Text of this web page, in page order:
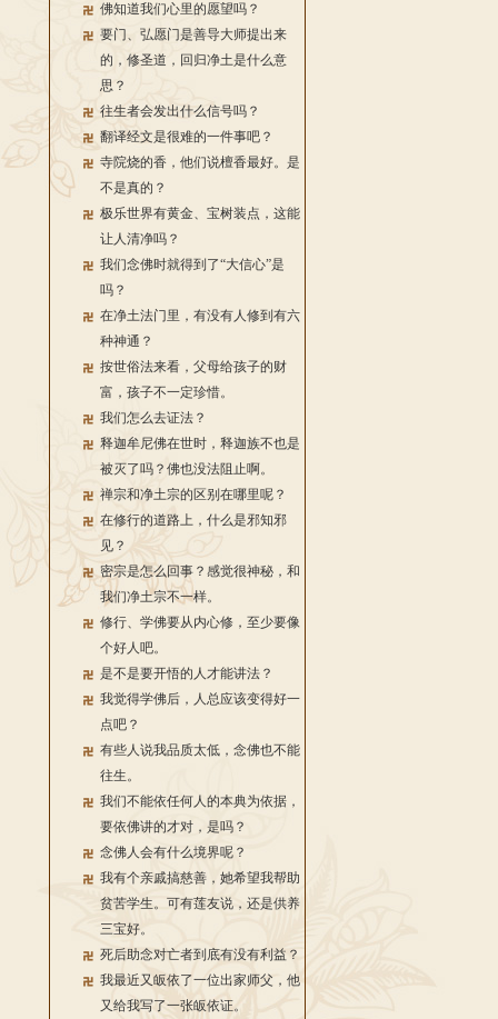
佛知道我们心里的愿望吗？
要门、弘愿门是善导大师提出来
的，修圣道，回归净土是什么意
思？
往生者会发出什么信号吗？
翻译经文是很难的一件事吧？
寺院烧的香，他们说檀香最好。是
不是真的？
极乐世界有黄金、宝树装点，这能
让人清净吗？
我们念佛时就得到了“大信心”是
吗？
在净土法门里，有没有人修到有六
种神通？
按世俗法来看，父母给孩子的财
富，孩子不一定珍惜。
我们怎么去证法？
释迦牟尼佛在世时，释迦族不也是
被灭了吗？佛也没法阻止啊。
禅宗和净土宗的区别在哪里呢？
在修行的道路上，什么是邪知邪
见？
密宗是怎么回事？感觉很神秘，和
我们净土宗不一样。
修行、学佛要从内心修，至少要像
个好人吧。
是不是要开悟的人才能讲法？
我觉得学佛后，人总应该变得好一
点吧？
有些人说我品质太低，念佛也不能
往生。
我们不能依任何人的本典为依据，
要依佛讲的才对，是吗？
念佛人会有什么境界呢？
我有个亲戚搞慈善，她希望我帮助
贫苦学生。可有莲友说，还是供养
三宝好。
死后助念对亡者到底有没有利益？
我最近又皈依了一位出家师父，他
又给我写了一张皈依证。